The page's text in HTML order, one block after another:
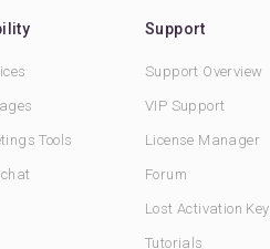
Tools
Support
Support Overview
VIP Support
License Manager
Forum
Lost Activation Key
Tutorials